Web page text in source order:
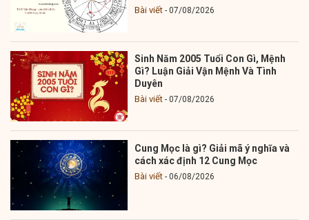
Bài viết 07/08/2026
Sinh Năm 2005 Tuổi Con Gì, Mệnh
Gì? Luận Giải Vận Mệnh Và Tình
Duyên
Bài viết 07/08/2026
Cung Mọc là gì? Giải mã ý nghĩa và
cách xác định 12 Cung Mọc
Bài viết 06/08/2026